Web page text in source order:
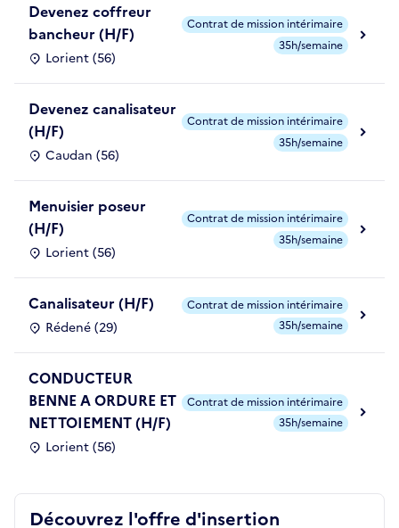
Devenez coffreur
bancheur (H/F)
Lorient (56)
Contrat de mission intérimaire
35h/semaine
Devenez canalisateur
(H/F)
Caudan (56)
Contrat de mission intérimaire
35h/semaine
Menuisier poseur
(H/F)
Lorient (56)
Contrat de mission intérimaire
35h/semaine
Canalisateur (H/F)
Rédené (29)
Contrat de mission intérimaire
35h/semaine
CONDUCTEUR
BENNE A ORDURE ET
NETTOIEMENT (H/F)
Lorient (56)
Contrat de mission intérimaire
35h/semaine
Découvrez l'offre d'insertion